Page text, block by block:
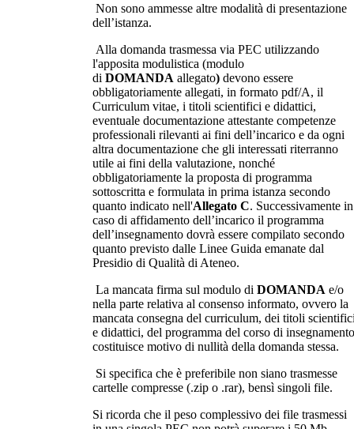
Non sono ammesse altre modalità di presentazione
dell’istanza.
Alla domanda trasmessa via PEC utilizzando
l'apposita modulistica (modulo
di DOMANDA allegato) devono essere
obbligatoriamente allegati, in formato pdf/A, il
Curriculum vitae, i titoli scientifici e didattici,
eventuale documentazione attestante competenze
professionali rilevanti ai fini dell’incarico e da ogni
altra documentazione che gli interessati riterranno
utile ai fini della valutazione, nonché
obbligatoriamente la proposta di programma
sottoscritta e formulata in prima istanza secondo
quanto indicato nell'Allegato C. Successivamente in
caso di affidamento dell’incarico il programma
dell’insegnamento dovrà essere compilato secondo
quanto previsto dalle Linee Guida emanate dal
Presidio di Qualità di Ateneo.
La mancata firma sul modulo di DOMANDA e/o
nella parte relativa al consenso informato, ovvero la
mancata consegna del curriculum, dei titoli
e didattici, del programma del corso di
costituisce motivo di nullità della domanda stessa.
Si specifica che è preferibile non siano trasmesse
cartelle compresse (.zip o .rar), bensì singoli file.
Si ricorda che il peso complessivo dei file trasmessi